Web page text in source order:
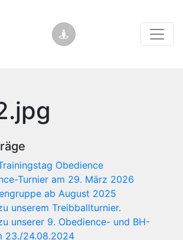
Obedience
Turnier am 29. März 2026
ab August 2025
unserem Treibballturnier.
unserer 9. Obedience- und BH-
23./24.08.2024